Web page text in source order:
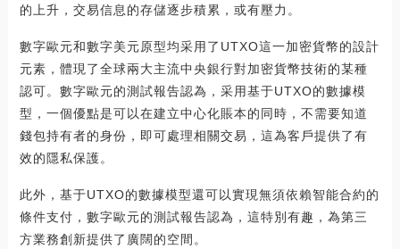
的上升，交易信息的存儲逐步積累，或有壓力。
數字歐元和數字美元原型均采用了UTXO這一加密貨幣的設計
元素，體現了全球兩大主流中央銀行對加密貨幣技術的某種
認可。數字歐元的測試報告認為，采用基于UTXO的數據模
型，一個優點是可以在建立中心化賬本的同時，不需要知道
錢包持有者的身份，即可處理相關交易，這為客戶提供了有
效的隱私保護。
此外，基于UTXO的數據模型還可以實現無須依賴智能合約的
條件支付，數字歐元的測試報告認為，這特別有趣，為第三
方業務創新提供了廣闊的空間。